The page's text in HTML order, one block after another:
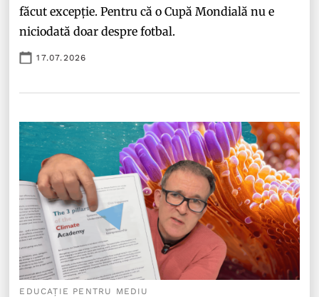
făcut excepție. Pentru că o Cupă Mondială nu e
niciodată doar despre fotbal.
17.07.2026
EDUCAȚIE PENTRU MEDIU